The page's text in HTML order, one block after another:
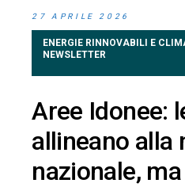
27 APRILE 2026
ENERGIE RINNOVABILI E
NEWSLETTER
Aree Idonee:
allineano alla
nazionale,